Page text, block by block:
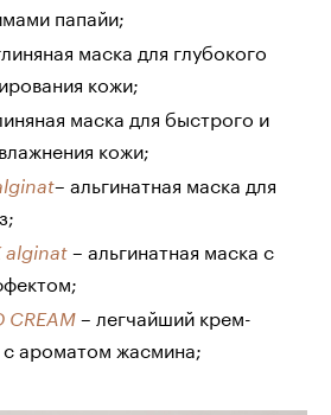
папайи;
маска для глубокого
кожи;
маска для быстрого и
кожи;
– альгинатная маска для
alginat – альгинатная маска с
CREAM – легчайший крем-
ароматом жасмина;